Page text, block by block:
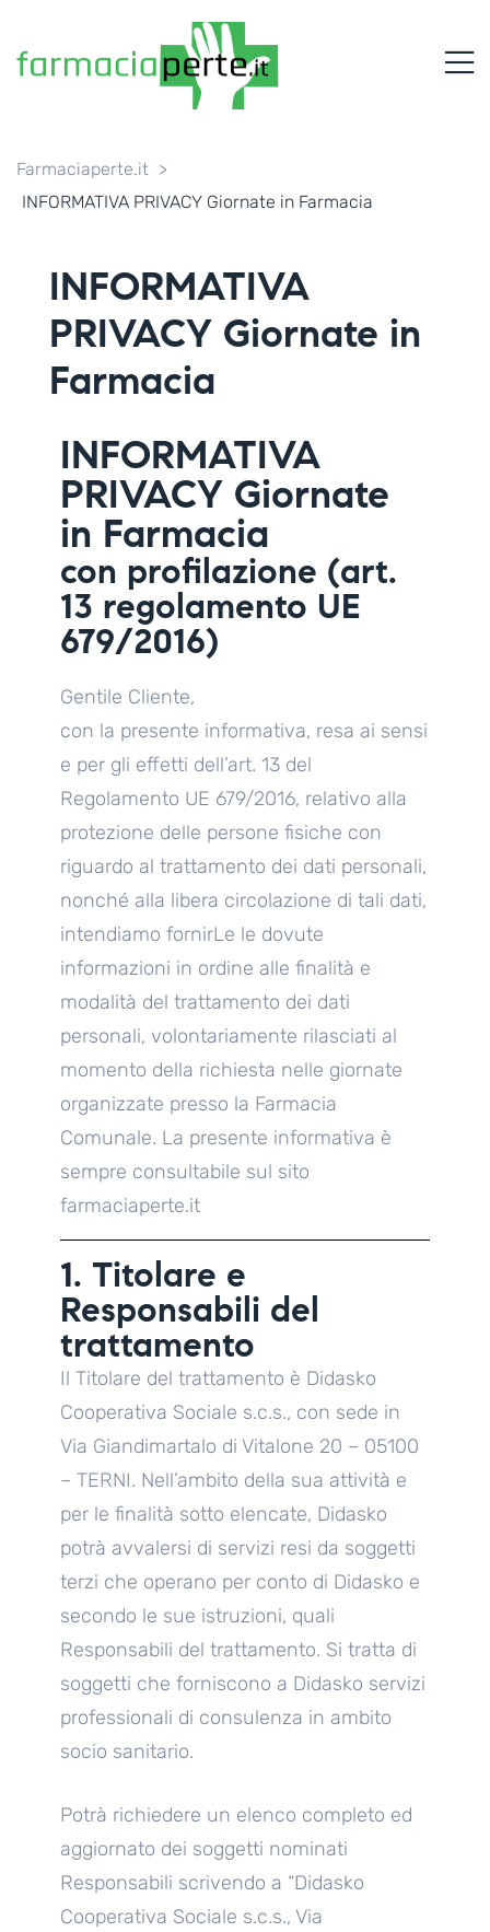
tutelando
Farmaciaperte.it >
INFORMATIVA PRIVACY Giornate in Farmacia
INFORMATIVA
PRIVACY Giornate in
Farmacia
INFORMATIVA
PRIVACY Giornate
in Farmacia
con profilazione (art.
13 regolamento UE
679/2016)
Gentile Cliente,
con la presente informativa, resa ai sensi
e per gli effetti dell’art. 13 del
Regolamento UE 679/2016, relativo alla
protezione delle persone fisiche con
riguardo al trattamento dei dati personali,
nonché alla libera circolazione di tali dati,
intendiamo fornirLe le dovute
informazioni in ordine alle finalità e
modalità del trattamento dei dati
personali, volontariamente rilasciati al
momento della richiesta nelle giornate
organizzate presso la Farmacia
Comunale. La presente informativa è
sempre consultabile sul sito
farmaciaperte.it
1. Titolare e
Responsabili del
trattamento
Il Titolare del trattamento è Didasko
Cooperativa Sociale s.c.s., con sede in
Via Giandimartalo di Vitalone 20 – 05100
– TERNI. Nell’ambito della sua attività e
per le finalità sotto elencate, Didasko
potrà avvalersi di servizi resi da soggetti
terzi che operano per conto di Didasko e
secondo le sue istruzioni, quali
Responsabili del trattamento. Si tratta di
soggetti che forniscono a Didasko servizi
professionali di consulenza in ambito
socio sanitario.
Potrà richiedere un elenco completo ed
aggiornato dei soggetti nominati
Responsabili scrivendo a “Didasko
Cooperativa Sociale s.c.s., Via